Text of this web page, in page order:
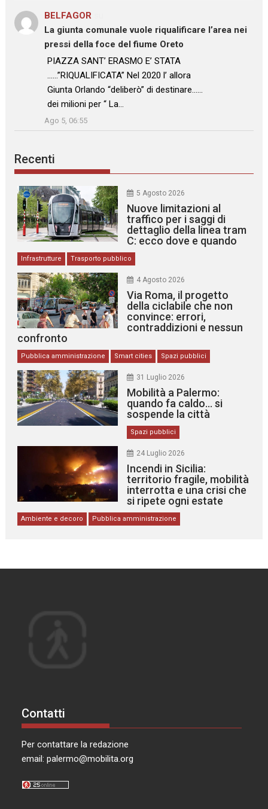
BELFAGOR
La giunta comunale vuole riqualificare l’area nei
pressi della foce del fiume Oreto
: “PIAZZA SANT’ ERASMO E’ STATA
……”RIQUALIFICATA” Nel 2020 l’ allora
Giunta Orlando “deliberò” di destinare……
dei milioni per “ La…
”
Ago 5, 06:55
Recenti
5 Agosto 2026
Nuove limitazioni al
traffico per i saggi di
dettaglio della linea tram
C: ecco dove e quando
Infrastrutture Trasporto pubblico
4 Agosto 2026
Via Roma, il progetto
della ciclabile che non
convince: errori,
contraddizioni e nessun
confronto
Pubblica amministrazione Smart cities Spazi pubblici
31 Luglio 2026
Mobilità a Palermo:
quando fa caldo… si
sospende la città
Spazi pubblici
24 Luglio 2026
Incendi in Sicilia:
territorio fragile, mobilità
interrotta e una crisi che
si ripete ogni estate
Ambiente e decoro Pubblica amministrazione
Contatti
Per contattare la redazione
email:palermo@mobilita.org